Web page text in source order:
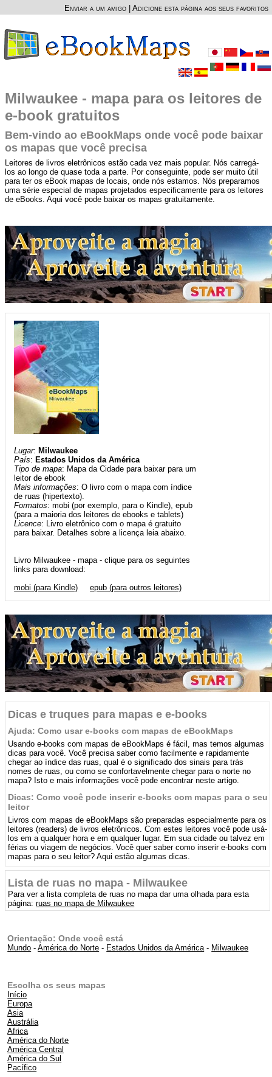
Enviar a um amigo Adicione esta página aos seus favoritos
Milwaukee - mapa para os leitores de
e-book gratuitos
Bem-vindo ao eBookMaps onde você pode baixar
os mapas que você precisa
Leitores de livros eletrônicos estão cada vez mais popular. Nós carregá-
los ao longo de quase toda a parte. Por conseguinte, pode ser muito útil
para ter os eBook mapas de locais, onde nós estamos. Nós preparamos
uma série especial de mapas projetados especificamente para os leitores
de eBooks. Aqui você pode baixar os mapas gratuitamente.
Lugar: Milwaukee
País: Estados Unidos da América
Tipo de mapa: Mapa da Cidade para baixar para um
leitor de ebook
Mais informações: O livro com o mapa com índice
de ruas (hipertexto).
Formatos: mobi (por exemplo, para o Kindle), epub
(para a maioria dos leitores de ebooks e tablets)
Licence: Livro eletrônico com o mapa é gratuito
para baixar. Detalhes sobre a licença leia abaixo.
Livro Milwaukee - mapa - clique para os seguintes
links para download:
mobi (para Kindle)
epub (para outros leitores)
Dicas e truques para mapas e e-books
Ajuda: Como usar e-books com mapas de eBookMaps
Usando e-books com mapas de eBookMaps é fácil, mas temos algumas
dicas para você. Você precisa saber como facilmente e rapidamente
chegar ao índice das ruas, qual é o significado dos sinais para trás
nomes de ruas, ou como se confortavelmente chegar para o norte no
mapa? Isto e mais informações você pode encontrar neste artigo.
Dicas: Como você pode inserir e-books com mapas para o seu
leitor
Livros com mapas de eBookMaps são preparadas especialmente para os
leitores (readers) de livros eletrônicos. Com estes leitores você pode usá-
los em a qualquer hora e em qualquer lugar. Em sua cidade ou talvez em
férias ou viagem de negócios. Você quer saber como inserir e-books com
mapas para o seu leitor? Aqui estão algumas dicas.
Lista de ruas no mapa - Milwaukee
Para ver a lista completa de ruas no mapa dar uma olhada para esta
página:ruas no mapa de Milwaukee
Orientação: Onde você está
Mundo -América do Norte - Estados Unidos da América- Milwaukee
Escolha os seus mapas
Início
Europa
Asia
Austrália
Africa
América do Norte
América Central
América do Sul
Pacífico